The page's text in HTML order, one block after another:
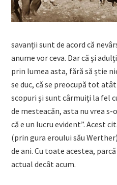
savanții sunt de acord că
anume vor ceva. Dar că și
prin lumea asta, fără să știe
se duc, că se preocupă tot
scopuri și sunt cârmuiți la fel
de mesteacăn, asta nu vrea
că e un lucru evident”. Acest
(prin gura eroului său
de ani. Cu toate acestea,
actual decât acum.